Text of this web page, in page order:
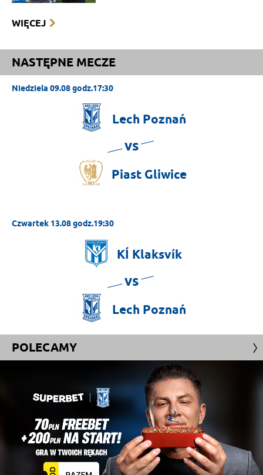
WIĘCEJ
NASTĘPNE MECZE
Niedziela 09.08 godz.17:30
Lech Poznań
vs
Piast Gliwice
Czwartek 13.08 godz.19:30
KÍ Klaksvík
vs
Lech Poznań
POLECAMY